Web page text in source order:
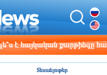
հայկական քարթինգը
Տեսանյութեր